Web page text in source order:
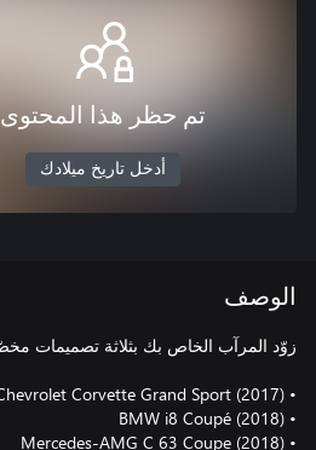
تم حظر هذا المحتوى
أدخل تاريخ ميلادك
الوصف